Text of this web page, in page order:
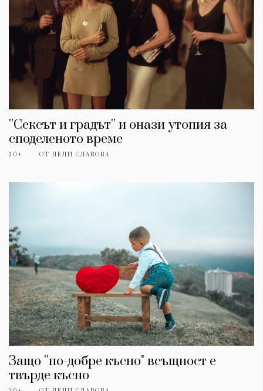
''Сексът и градът'' и онази утопия за
споделеното време
30+ ОТ НЕЛИ СЛАВОВА
Защо ''по-добре късно" всъщност е
твърде късно
КАТЕГОРИИ
Wine&Dine
Подкасти
Мода
Dialogue
Изкуство
ЗА НАС
Условия за
ползване
За нас
Реклама